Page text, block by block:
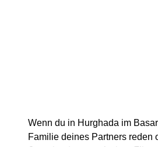
Wenn du in Hurghada im
Familie deines Partners reden